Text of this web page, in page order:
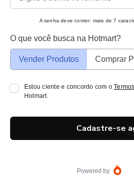
A senha deve conter: mais de 7
O que você busca na Hotmart?
Vender Produtos Comprar
Estou ciente e concordo com o
Hotmart.
Cadastre-se
Powered by